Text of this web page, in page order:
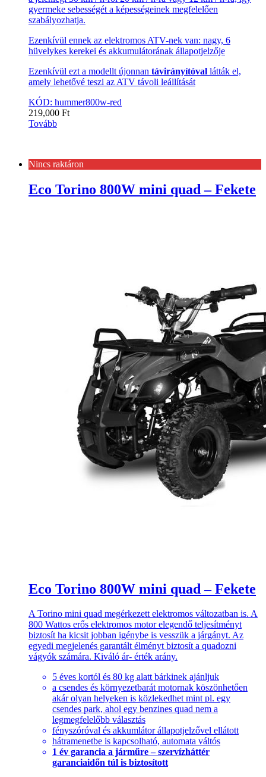
gyermeke sebességét a képességeinek megfelelően
szabályozhatja.
Ezenkívül ennek az elektromos ATV-nek van: nagy, 6
hüvelykes kerekei és akkumulátorának állapotjelzője
Ezenkívül ezt a modellt újonnan távirányítóval látták el,
amely lehetővé teszi az ATV távoli leállítását
KÓD: hummer800w-red
219,000 Ft
Tovább
Nincs raktáron
Eco Torino 800W mini quad – Fekete
Eco Torino 800W mini quad – Fekete
A Torino mini quad megérkezett elektromos változatban is. A
800 Wattos erős elektromos motor elegendő teljesítményt
biztosít ha kicsit jobban igénybe is vesszük a járgányt. Az
egyedi megjelenés garantált élményt biztosít a quadozni
vágyók számára. Kiváló ár- érték arány.
5 éves kortól és 80 kg alatt bárkinek ajánljuk
a csendes és környezetbarát motornak köszönhetően
akár olyan helyeken is közlekedhet mint pl. egy
csendes park, ahol egy benzines quad nem a
legmegfelelőbb választás
fényszóróval és akkumlátor állapotjelzővel ellátott
hátramenetbe is kapcsolható, automata váltós
1 év garancia a járműre – szervízháttér
garanciaidőn túl is biztosított